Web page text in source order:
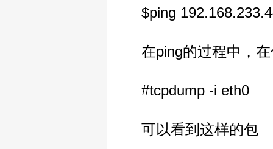
$ping
在ping的过程中，在
#tcpdump -i eth0
可以看到这样的包